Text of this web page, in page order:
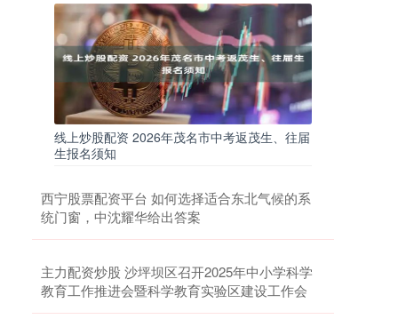
线上炒股配资 2026年茂名市中考返茂生、往届
生报名须知
西宁股票配资平台 如何选择适合东北气候的系
统门窗，中沈耀华给出答案
主力配资炒股 沙坪坝区召开2025年中小学科学
教育工作推进会暨科学教育实验区建设工作会